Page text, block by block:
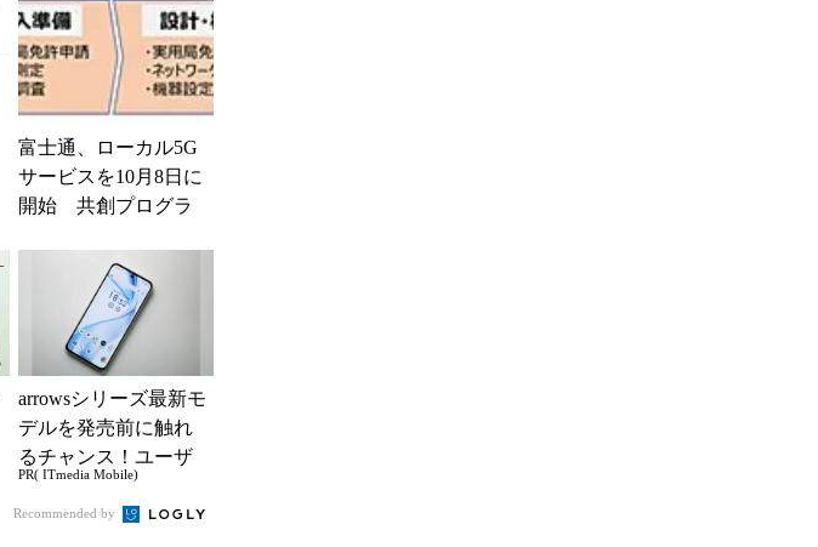
富士通、ローカル5G
サービスを10月8日に
開始 共創プログラ
arrowsシリーズ最新モ
デルを発売前に触れ
るチャンス！ユーザ
ー座談会開催
PR( ITmedia Mobile)
Recommended by